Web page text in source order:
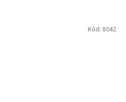
Kód: 8042